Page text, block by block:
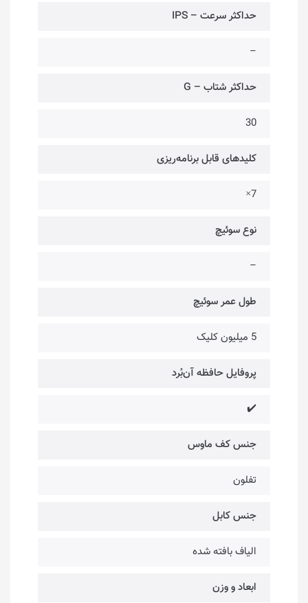
حداکثر سرعت – IPS
–
حداکثر شتاب – G
30
کلیدهای قابل برنامه‌ریزی
7×
نوع سوئیچ
–
طول عمر سوئیچ‌
5 میلیون کلیک
پروفایل حافظه آن‌بُرد
✔️
جنس کف ماوس
تفلون
جنس کابل
الیاف بافته شده
ابعاد و وزن